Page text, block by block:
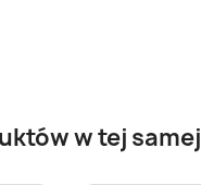
w tej samej